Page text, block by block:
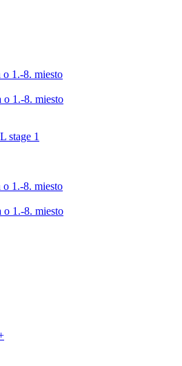
o 1.-8. miesto
1.-8. miesto
stage 1
o 1.-8. miesto
1.-8. miesto